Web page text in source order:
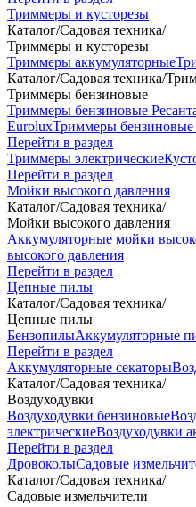
Триммеры и кусторезы
Каталог/Садовая техника/
Триммеры и кусторезы
Триммеры аккумуляторные
Каталог/Садовая техника/
Триммеры бензиновые
Триммеры бензиновые
EuroluxТриммеры бензиновые
Перейти в раздел
Триммеры электрические
Перейти в раздел
Мойки высокого давления
Каталог/Садовая техника/
Мойки высокого давления
Аккумуляторные мойки
высокого давления
Перейти в раздел
Цепные пилы
Каталог/Садовая техника/
Цепные пилы
БензопилыАккумуляторные
Перейти в раздел
Аккумуляторные секаторы
Каталог/Садовая техника/
Воздуходувки
Воздуходувки бензиновые
электрическиеВоздуходувки
Перейти в раздел
ДровоколыСадовые
Каталог/Садовая техника/
Садовые измельчители